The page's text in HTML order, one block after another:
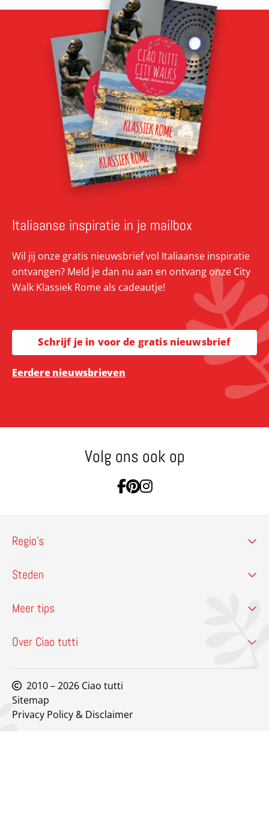
Italiaanse inspiratie in je mailbox
Wil jij onze gratis nieuwsbrief vol Italiaanse inspiratie
ontvangen? Meld je dan nu aan en ontvang onze City
Walk Klassiek Rome als cadeautje!
Schrijf je in voor de gratis nieuwsbrief
Eerdere nieuwsbrieven
Volg ons ook op
Ga naar Facebook
Ga naar Pinterest
Ga naar Instagram
Regio’s
Steden
Meer tips
Over Ciao tutti
2010 – 2026 Ciao tutti
Sitemap
Privacy Policy & Disclaimer